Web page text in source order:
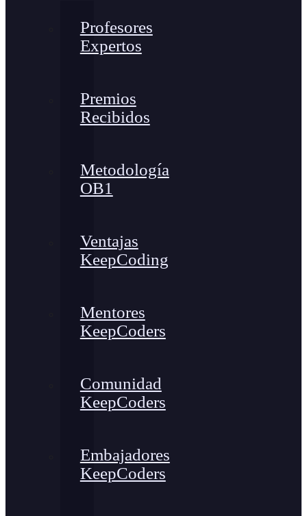
Profesores
Expertos
Premios
Recibidos
Metodología
OB1
Ventajas
KeepCoding
Mentores
KeepCoders
Comunidad
KeepCoders
Embajadores
KeepCoders